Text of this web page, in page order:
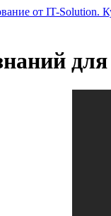
от IT-Solution.